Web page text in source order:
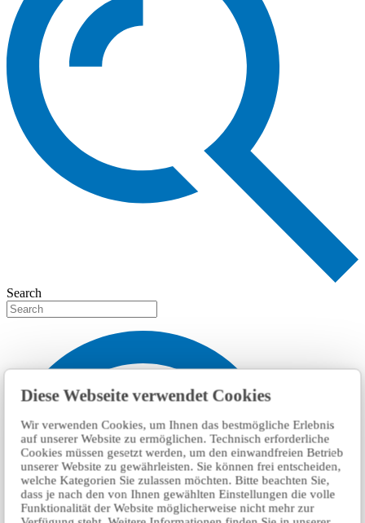
Diese Webseite verwendet Cookies
Wir verwenden Cookies, um Ihnen das bestmögliche Erlebnis
auf unserer Website zu ermöglichen. Technisch erforderliche
Cookies müssen gesetzt werden, um den einwandfreien Betrieb
unserer Website zu gewährleisten. Sie können frei entscheiden,
welche Kategorien Sie zulassen möchten. Bitte beachten Sie,
dass je nach den von Ihnen gewählten Einstellungen die volle
Funktionalität der Website möglicherweise nicht mehr zur
Search